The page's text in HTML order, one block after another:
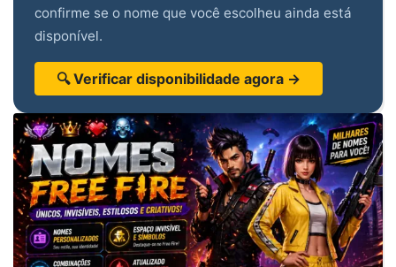
confirme se o nome que você escolheu ainda está
disponível.
🔍 Verificar disponibilidade agora →